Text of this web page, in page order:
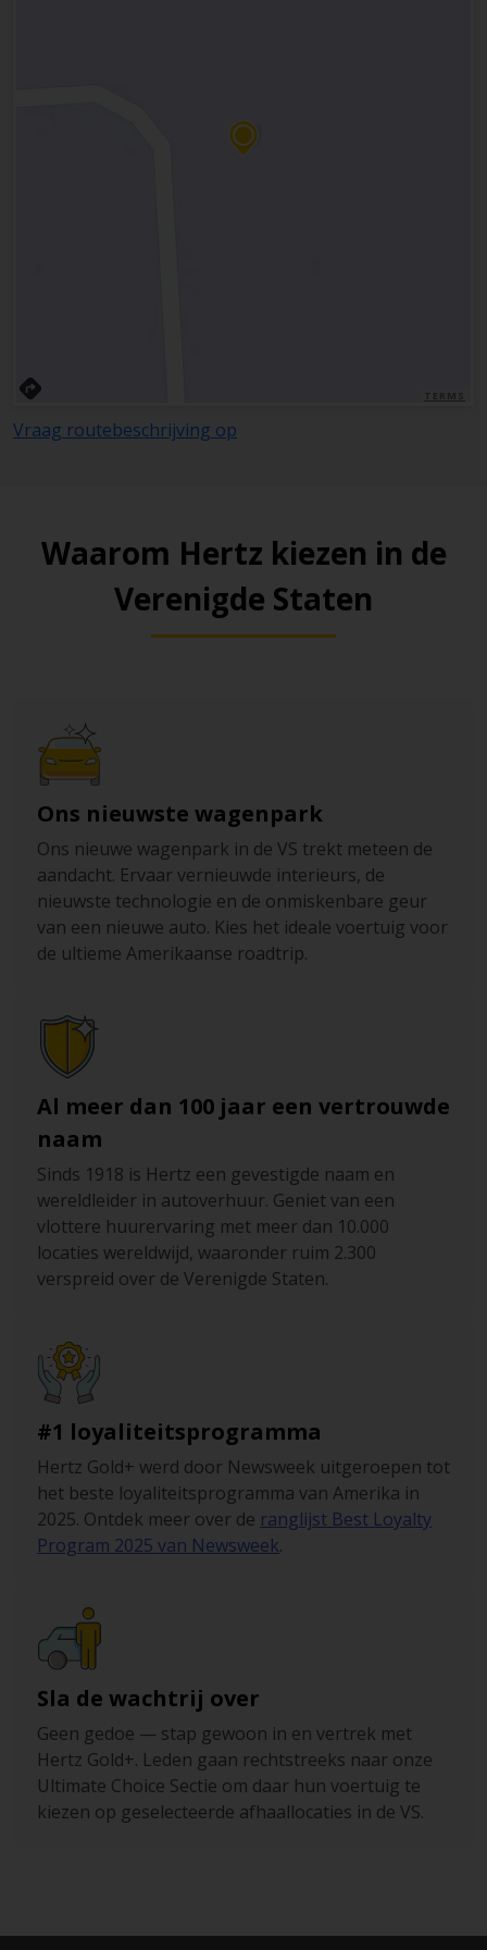
Vraag routebeschrijving op
Waarom Hertz kiezen in de
Verenigde Staten
Ons nieuwste wagenpark
Ons nieuwe wagenpark in de VS trekt meteen de
aandacht. Ervaar vernieuwde interieurs, de
nieuwste technologie en de onmiskenbare geur
van een nieuwe auto. Kies het ideale voertuig voor
de ultieme Amerikaanse roadtrip.
Al meer dan 100 jaar een vertrouwde
naam
Sinds 1918 is Hertz een gevestigde naam en
wereldleider in autoverhuur. Geniet van een
vlottere huurervaring met meer dan 10.000
locaties wereldwijd, waaronder ruim 2.300
verspreid over de Verenigde Staten.
#1 loyaliteitsprogramma
Hertz Gold+ werd door Newsweek uitgeroepen tot
het beste loyaliteitsprogramma van Amerika in
2025. Ontdek meer over de ranglijst Best Loyalty
Program 2025 van Newsweek.
Sla de wachtrij over
Geen gedoe — stap gewoon in en vertrek met
Hertz Gold+. Leden gaan rechtstreeks naar onze
Ultimate Choice Sectie om daar hun voertuig te
kiezen op geselecteerde afhaallocaties in de VS.